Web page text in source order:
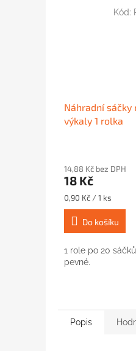
Náhradní sáčky
výkaly 1 rolka
14,88 Kč bez DPH
18 Kč
Měrná
cena:
0,90 Kč / 1 ks
Do košíku
1 role po 20
pevné.
Kód:
Popis